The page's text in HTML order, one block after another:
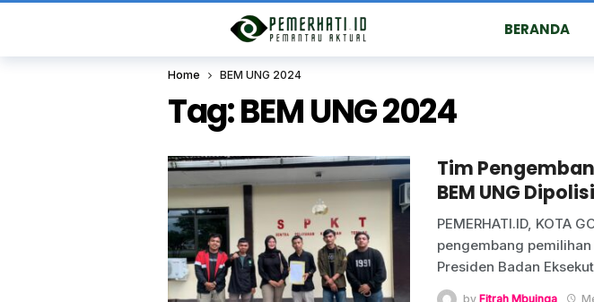
BERANDA
Home BEM UNG 2024
Tag:BEM UNG 2024
Tim
BEM UNG
PEMERHATI.ID, KOTA
pengembang
Presiden Badan
by Fitrah Mbuinga